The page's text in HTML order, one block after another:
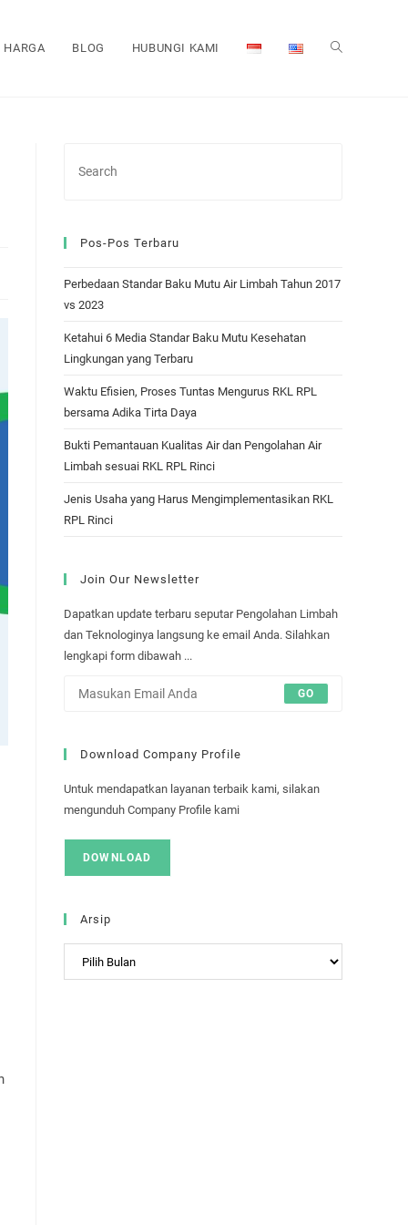
HARGA BLOG HUBUNGI KAMI TOGGLE
Pos-Pos Terbaru
Perbedaan Standar Baku Mutu Air Limbah Tahun 2017
vs 2023
Ketahui 6 Media Standar Baku Mutu Kesehatan
Lingkungan yang Terbaru
Waktu Efisien, Proses Tuntas Mengurus RKL RPL
bersama Adika Tirta Daya
Bukti Pemantauan Kualitas Air dan Pengolahan Air
Limbah sesuai RKL RPL Rinci
Jenis Usaha yang Harus Mengimplementasikan RKL
RPL Rinci
Join Our Newsletter
Dapatkan update terbaru seputar Pengolahan Limbah
dan Teknologinya langsung ke email Anda. Silahkan
lengkapi form dibawah ...
GO
Download Company Profile
Untuk mendapatkan layanan terbaik kami, silakan
mengunduh Company Profile kami
DOWNLOAD
Arsip